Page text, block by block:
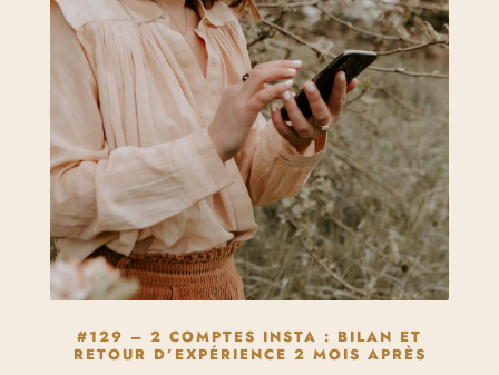
#129 – 2 COMPTES INSTA : BILAN ET
RETOUR D’EXPÉRIENCE 2 MOIS APRÈS